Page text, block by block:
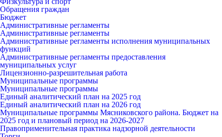
Обращения граждан
Бюджет
Административные регламенты
Административные регламенты
Административные регламенты исполнения муниципальных
функций
Административные регламенты предоставления
муниципальных услуг
Лицензионно-разрешительная работа
Муниципальные программы
Муниципальные программы
Единый аналитический план на 2025 год
Единый аналитический план на 2026 год
Муниципальные программы Мясниковского района. Бюджет на
2025 год и плановый период на 2026-2027
Правоприменительная практика надзорной деятельности